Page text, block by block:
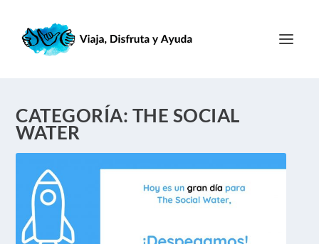
CATEGORÍA: THE SOCIAL
WATER